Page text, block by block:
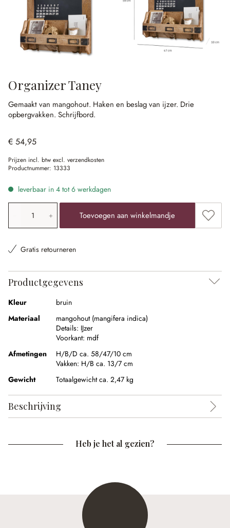
Organizer Taney
Gemaakt van mangohout. Haken en beslag van ijzer. Drie
opbergvakken. Schrijfbord.
€ 54,95
Prijzen incl. btw excl. verzendkosten
Productnummer: 13333
leverbaar in 4 tot 6 werkdagen
Producthoeveelheid: voer de gewenste waarde in of
Toevoegen aan winkelmandje
Gratis retourneren
Productgegevens
Kleur
bruin
Materiaal
mangohout (mangifera indica)
Details: IJzer
Voorkant: mdf
Afmetingen
H/B/D ca. 58/47/10 cm
Vakken: H/B ca. 13/7 cm
Gewicht
Totaalgewicht ca. 2,47 kg
Beschrijving
Heb je het al gezien?